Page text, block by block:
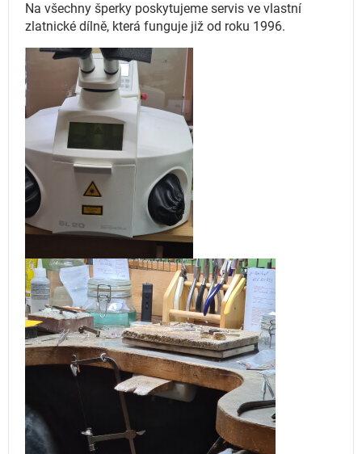
Na všechny šperky poskytujeme servis ve vlastní
zlatnické dílně, která funguje již od roku 1996.